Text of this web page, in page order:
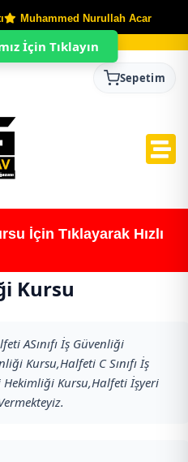
Muhammed Nurullah Acar
Sepetim
İçin Tıklayarak Hızlı
Kursu
ASınıfı İş Güvenliği
Kursu,Halfeti C Sınıfı İş
Kursu,Halfeti İşyeri
İçin Tıklayın